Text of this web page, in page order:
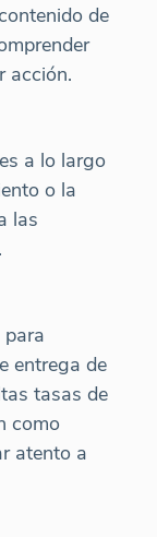
de
acción.
a lo largo
o la
las
entrega de
tasas de
como
atento a